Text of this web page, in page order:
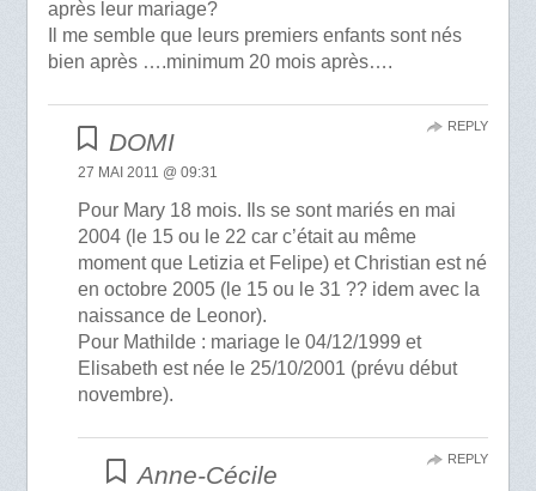
après leur mariage?
Il me semble que leurs premiers enfants sont nés
bien après ….minimum 20 mois après….
DOMI
27 MAI 2011 @ 09:31
Pour Mary 18 mois. Ils se sont mariés en mai
2004 (le 15 ou le 22 car c’était au même
moment que Letizia et Felipe) et Christian est né
en octobre 2005 (le 15 ou le 31 ?? idem avec la
naissance de Leonor).
Pour Mathilde : mariage le 04/12/1999 et
Elisabeth est née le 25/10/2001 (prévu début
novembre).
REPLY
Anne-Cécile
REPLY